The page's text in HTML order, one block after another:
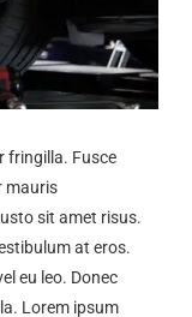
fringilla. Fusce
mauris
sit amet risus.
at eros.
eu leo. Donec
Lorem ipsum